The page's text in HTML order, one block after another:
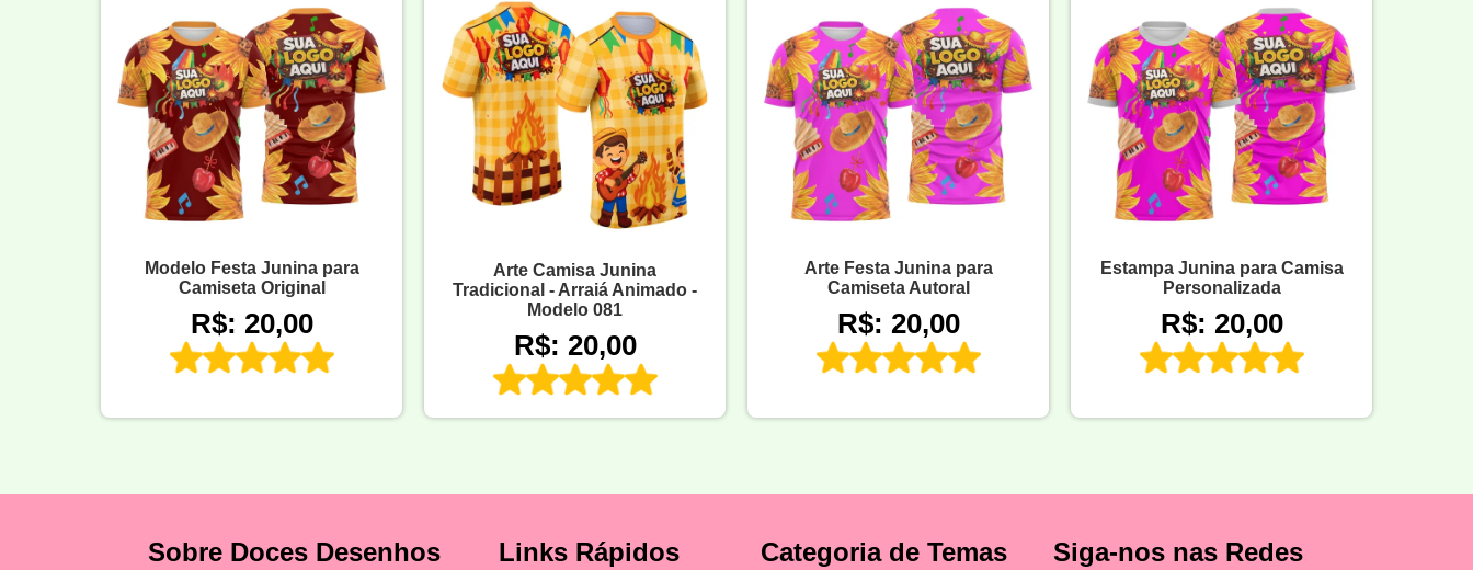
Modelo Festa Junina para
Camiseta Original
R$: 20,00
Arte Camisa Junina
Tradicional - Arraiá Animado -
Modelo 081
R$: 20,00
Arte Festa Junina para
Camiseta Autoral
R$: 20,00
Estampa Junina para Camisa
Personalizada
R$: 20,00
Sobre Doces Desenhos Links Rápidos Categoria de Temas
Siga-nos nas Redes